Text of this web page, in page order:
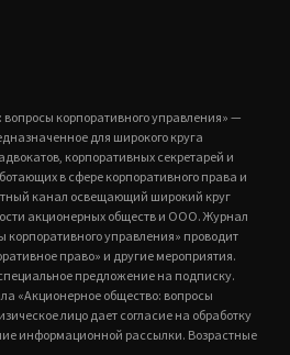
корпоративного управления» —
для широкого круга
корпоративных секретарей и
в сфере корпоративного права и
канал освещающий широкий круг
акционерных обществ и ООО. Журнал
корпоративного управления» проводит
право» и другие мероприятия.
предложение на подписку.
«Акционерное общество: вопросы
лицо дает согласие на обработку
информационной рассылки. Возрастные